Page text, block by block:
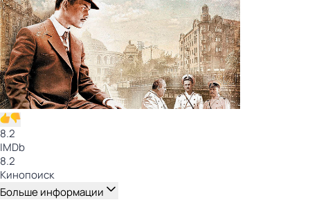
8.2
IMDb
8.2
Кинопоиск
Больше информации